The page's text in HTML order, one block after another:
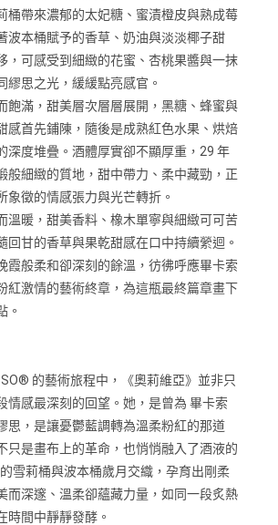
桶帶來濃郁的太妃糖、蜜漬橙皮與熟成莓
波本桶賦予的香草、奶油與淡淡椰子甜
，可感受到細緻的花蜜、杏桃果醬與一抹
繆思之光，緩緩點亮感官。
飽滿，甜美層次層層展開，黑糖、蜂蜜與
感首先鋪陳，隨後是成熟紅色水果、烘焙
深度堆疊。酒體厚實卻不顯厚重，29 年
般細緻的質地，甜中帶力、柔中藏勁，正
象徵的情感張力與光芒轉折。
溫暖，甜美香料、橡木單寧與細緻可可苦
回甘的香草與果乾甜感在口中持續縈迴。
霞般柔和卻深刻的餘溫，彷彿呼應畢卡索
紅激情的藝術終章，為這瓶最終篇章畫下
。
的藝術旅程中，《奧莉維亞》並非只
情感最深刻的回望。她，是曾為 畢卡索
思，是讓憂鬱藍調轉為溫柔粉紅的那道
只是畫布上的革命，也悄悄融入了酒液的
雪莉桶與波本桶歲月交織，孕育出剛柔
而深邃、溫柔卻蘊藏力量，如同一段炙熱
時間中靜靜發酵。